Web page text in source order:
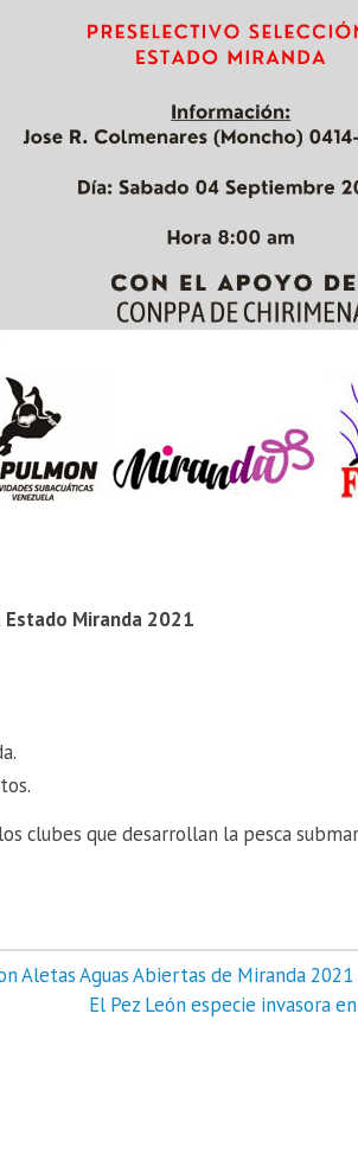
Estado Miranda 2021
clubes que desarrollan la pesca
Aletas Aguas Abiertas de Miranda 2021
El Pez León especie invasora